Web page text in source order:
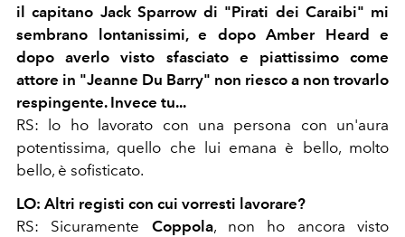
il capitano Jack Sparrow di "Pirati dei Caraibi" mi
sembrano lontanissimi, e dopo Amber Heard e
dopo averlo visto sfasciato e piattissimo come
attore in "Jeanne Du Barry" non riesco a non trovarlo
respingente. Invece tu...
RS: lo ho lavorato con una persona con un'aura
potentissima, quello che lui emana è bello, molto
bello, è sofisticato.
LO: Altri registi con cui vorresti lavorare?
RS: Sicuramente Coppola, non ho ancora visto